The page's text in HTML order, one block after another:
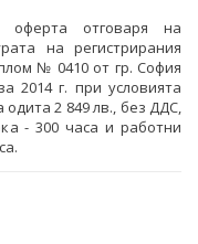
оферта отговаря на
на регистрирания
№ 0410 от гр. София
2014 г. при условията
2 849 лв., без ДДС,
- 300 часа и работни